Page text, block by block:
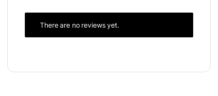
There are no reviews yet.